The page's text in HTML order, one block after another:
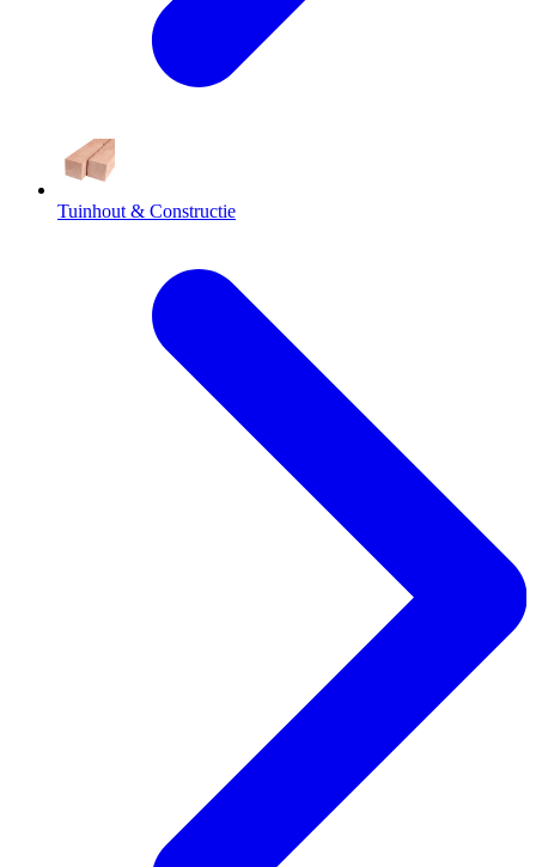
Tuinhout & Constructie